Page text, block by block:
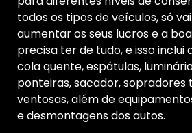
todos os tipos de veículos, só
aumentar os seus lucros e a
precisa ter de tudo, e isso inclui
cola quente, espátulas,
ponteiras, sacador, sopradores
ventosas, além de
e desmontagens dos autos.